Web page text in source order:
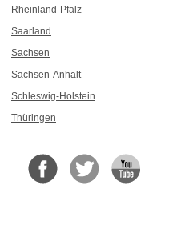
Rheinland-Pfalz
Saarland
Sachsen
Sachsen-Anhalt
Schleswig-Holstein
Thüringen